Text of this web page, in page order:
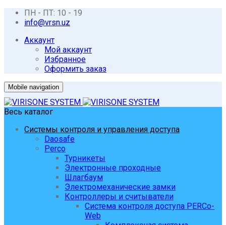
ПН - ПТ: 10 - 19
info@vrsn.uz
Аккаунт
Мой аккаунт
Избранное
Оформить заказ
Mobile navigation
Весь каталог
Системы контроля и управления доступа
Daosafe
Perco
Турникеты
Электронные проходные
Шлагбаум
Электромеханические замки
Контроллеры и считыватели
Система контроля доступа PERCo-
Web